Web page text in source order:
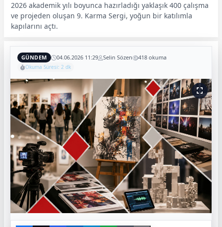
2026 akademik yılı boyunca hazırladığı yaklaşık 400 çalışma
ve projeden oluşan 9. Karma Sergi, yoğun bir katılımla
kapılarını açtı.
GÜNDEM 04.06.2026 11:29 Selin Sözen 418 okuma
Okuma Süresi: 2 dk